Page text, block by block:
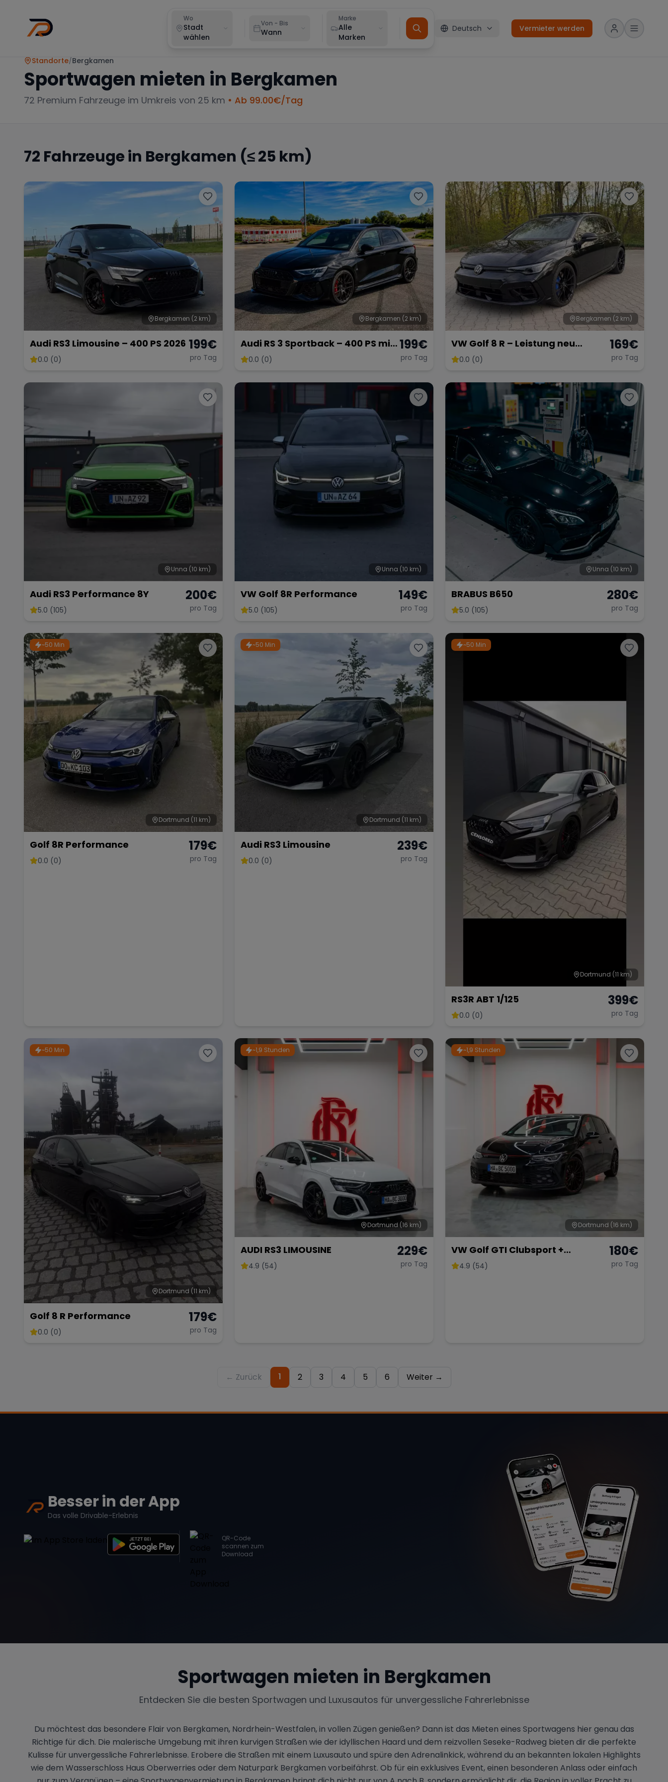
Wo
Stadt
wählen
Von - Bis
Wann
Marke
Alle
Marken
Deutsch Vermieter werden
Standorte/Bergkamen
Sportwagen mieten in Bergkamen
72 Premium Fahrzeuge im Umkreis von 25 km • Ab 99.00€/Tag
72 Fahrzeuge in Bergkamen (≤ 25 km)
Bergkamen (2 km)
Audi RS3 Limousine – 400 PS 2026
0.0 (0)
199€
pro Tag
Bergkamen (2 km)
Audi RS 3 Sportback – 400 PS mit
Massage Sitzen und
0.0 (0)
199€
pro Tag
Bergkamen (2 km)
VW Golf 8 R – Leistung neu
definiert
0.0 (0)
169€
pro Tag
Unna (10 km)
Audi RS3 Performance 8Y
5.0 (105)
200€
pro Tag
Unna (10 km)
VW Golf 8R Performance
5.0 (105)
149€
pro Tag
Unna (10 km)
BRABUS B650
5.0 (105)
280€
pro Tag
~50 Min
Dortmund (11 km)
Golf 8R Performance
0.0 (0)
179€
pro Tag
~50 Min
Dortmund (11 km)
Audi RS3 Limousine
0.0 (0)
239€
pro Tag
~50 Min
Dortmund (11 km)
RS3R ABT 1/125
0.0 (0)
399€
pro Tag
~50 Min
Dortmund (11 km)
Golf 8 R Performance
0.0 (0)
179€
pro Tag
~1,9 Stunden
Dortmund (16 km)
AUDI RS3 LIMOUSINE
4.9 (54)
229€
pro Tag
~1,9 Stunden
Dortmund (16 km)
VW Golf GTI Clubsport +
Akrapovic
4.9 (54)
180€
pro Tag
← Zurück 1 2 3 4 5 6 Weiter →
Besser in der App
Das volle Drivable-Erlebnis
QR-Code
scannen zum
Download
Sportwagen mieten in Bergkamen
Entdecken Sie die besten Sportwagen und Luxusautos für unvergessliche Fahrerlebnisse
Du möchtest das besondere Flair von Bergkamen, Nordrhein-Westfalen, in vollen Zügen genießen? Dann ist das Mieten eines Sportwagens hier genau das
Richtige für dich. Die malerische Umgebung mit ihren kurvigen Straßen wie der idyllischen Haard und dem reizvollen Seseke-Radweg bieten dir die perfekte
Kulisse für unvergessliche Fahrerlebnisse. Erobere die Straßen mit einem Luxusauto und spüre den Adrenalinkick, während du an bekannten lokalen Highlights
wie dem Wasserschloss Haus Oberwerries oder dem Naturpark Bergkamen vorbeifährst. Ob für ein exklusives Event, einen besonderen Anlass oder einfach